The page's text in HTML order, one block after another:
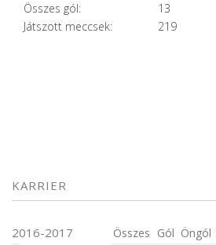
Összes gól:
13
Játszott meccsek:
219
KARRIER
2016-2017 Összes Gól Öngól